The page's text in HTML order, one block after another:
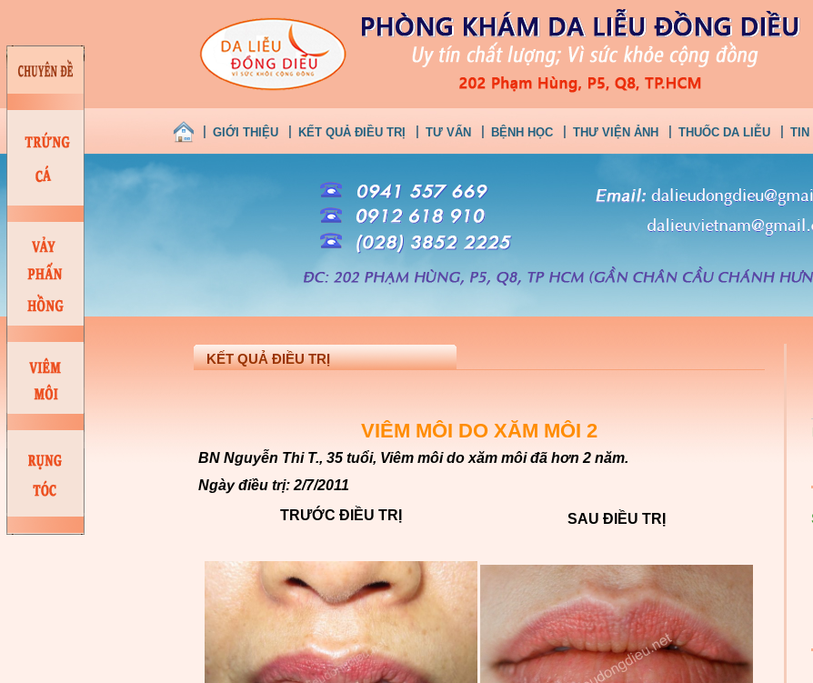
GIỚI THIỆU KẾT QUẢ ĐIỀU TRỊ TƯ VẤN BỆNH HỌC THƯ VIỆN ẢNH THUỐC DA LIỄU TIN
KẾT QUẢ ĐIỀU TRỊ
VIÊM MÔI DO XĂM MÔI 2
BN Nguyễn Thi T., 35 tuổi, Viêm môi do xăm môi đã hơn 2 năm.
Ngày điều trị: 2/7/2011
TRƯỚC ĐIỀU TRỊ
SAU ĐIỀU TRỊ